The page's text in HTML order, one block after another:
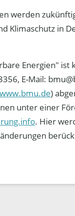
werden
Klimaschutz in
Energien" ist
E-Mail:
www.bmu.de)
unter einer
. Hier